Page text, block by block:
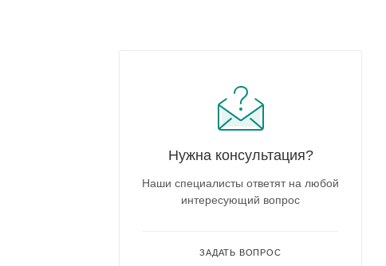
Нужна консультация?
Наши специалисты ответят на любой
интересующий вопрос
ЗАДАТЬ ВОПРОС